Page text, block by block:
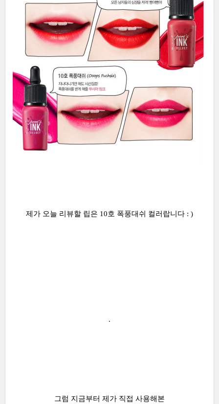
제가 오늘 리뷰할 립은 10호 폭풍대쉬 컬러랍니다 : )
.
그럼 지금부터 제가 직접 사용해본